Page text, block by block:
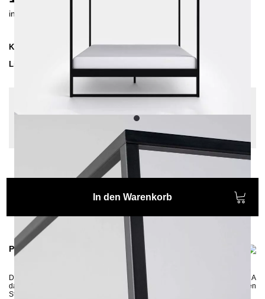
inkl. MwSt. inkl. Versandkosten (DE)
Kollektion
TERRA
Lieferzeit
Einlegetiefe: 10 cm, Farben:
Schwarz,
In den Warenkorb
Produktinformationen
Das Himmelbett TERRA stellt eine modifizierte Version des Modells SIDERA
dar und ist für Alle, die entweder Staubsaugerroboter besitzen oder den
Stauraum unter dem Bett nutzen möchten geeignet.